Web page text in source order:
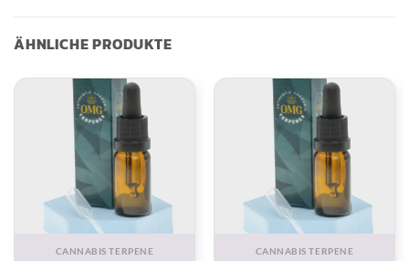
ÄHNLICHE PRODUKTE
CANNABIS TERPENE CANNABIS TERPENE